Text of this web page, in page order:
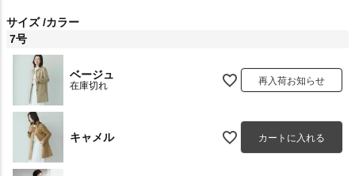
サイズ カラー
7号
ベージュ
在庫切れ 再入荷お知らせ
キャメル カートに入れる